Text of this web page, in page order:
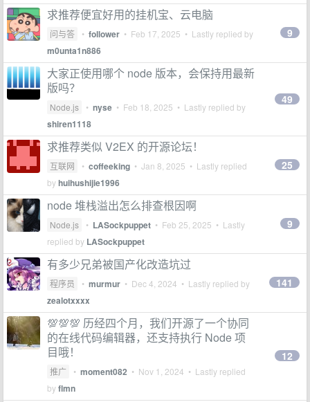
求推荐便宜好用的挂机宝、云电脑
问与答 • follower • Feb 17, 2025 • Lastly replied by
m0unta1n886
9
大家正使用哪个 node 版本，会保持用最新
版吗？
Node.js • nyse • Feb 18, 2025 • Lastly replied by
shiren1118
49
求推荐类似 V2EX 的开源论坛！
互联网 • coffeeking • Jan 8, 2025 • Lastly replied
byhuihushijie1996
25
node 堆栈溢出怎么排查根因啊
Node.js • LASockpuppet • Feb 25, 2025 • Lastly
replied by LASockpuppet
9
有多少兄弟被国产化改造坑过
程序员 • murmur • Dec 4, 2024 • Lastly replied by
zealotxxxx
141
💯💯💯 历经四个月，我们开源了一个协同
的在线代码编辑器，还支持执行 Node 项
目哦！
推广 • moment082 • Nov 1, 2024 • Lastly replied
byflmn
12